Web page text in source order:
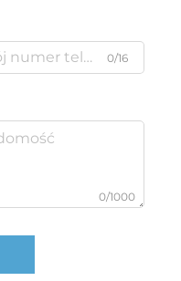
0/16
0/1000